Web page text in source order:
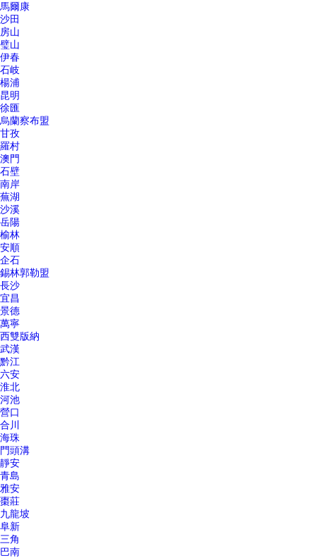
馬爾康
沙田
房山
璧山
伊春
石岐
楊浦
昆明
徐匯
烏蘭察布盟
甘孜
羅村
澳門
石壁
南岸
蕪湖
沙溪
岳陽
榆林
安順
企石
錫林郭勒盟
長沙
宜昌
景德
萬寧
西雙版納
武漢
黔江
六安
淮北
河池
營口
合川
海珠
門頭溝
靜安
青島
雅安
棗莊
九龍坡
阜新
三角
巴南